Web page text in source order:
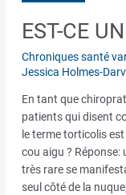
EST-CE
Chroniques santé
Jessica Holmes-
En tant que
patients qui disent
le terme torticolis
cou aigu ?
très rare se
seul côté de la nuque,
Est-
un
vrai
Torticolis
?